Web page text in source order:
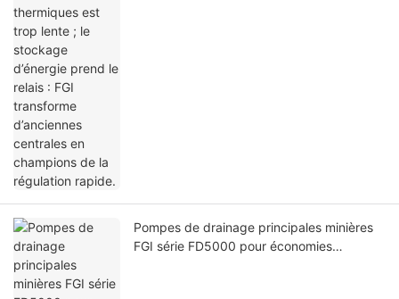
Pompes de drainage principales minières
FGI série FD5000 pour économies